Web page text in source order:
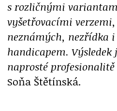
s rozličnými
vyšetřovacími
neznámých, nezřídka i
handicapem. Výsledek
naprosté profesionalitě
Soňa Štětínská.